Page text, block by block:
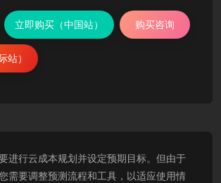
立即购买（中国站） 购买咨询
站）
进行云成本规划并设定预期目标。但由于
需要调整预测流程和工具，以适应使用情